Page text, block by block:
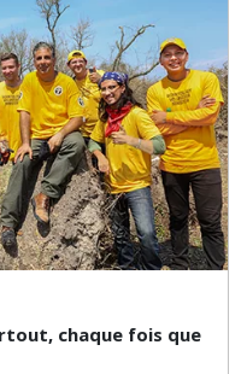
chaque fois que